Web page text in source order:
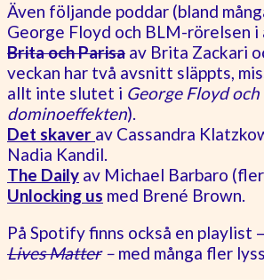
Även följande poddar (bland
George Floyd och BLM-rörelsen
Brita och Parisa av Brita Zackari
veckan har två avsnitt släppts,
allt inte slutet i George Floyd och
dominoeffekten).
Det skaver av Cassandra
Nadia Kandil.
The Daily av Michael Barbaro
Unlocking us med Brené Brown.
På Spotify finns också en playlist –
Lives Matter– med många fler